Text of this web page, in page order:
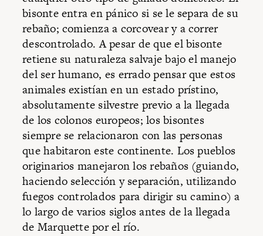
bisonte entra en pánico si se le separa de su
rebaño; comienza a corcovear y a correr
descontrolado. A pesar de que el bisonte
retiene su naturaleza salvaje bajo el manejo
del ser humano, es errado pensar que estos
animales existían en un estado prístino,
absolutamente silvestre previo a la llegada
de los colonos europeos; los bisontes
siempre se relacionaron con las personas
que habitaron este continente. Los pueblos
originarios manejaron los rebaños (guiando,
haciendo selección y separación, utilizando
fuegos controlados para dirigir su camino) a
lo largo de varios siglos antes de la llegada
de Marquette por el río.